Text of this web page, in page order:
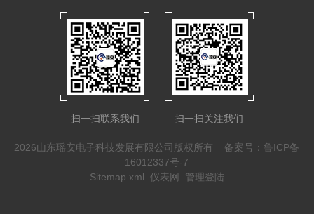
扫一扫联系我们 扫一扫关注我们
2026山东瑶安电子科技发展有限公司版权所有 备案号：鲁ICP备
16012337号-7
Sitemap.xml
仪表网 管理登陆